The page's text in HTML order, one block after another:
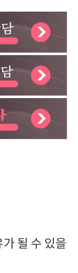
될 수 있을